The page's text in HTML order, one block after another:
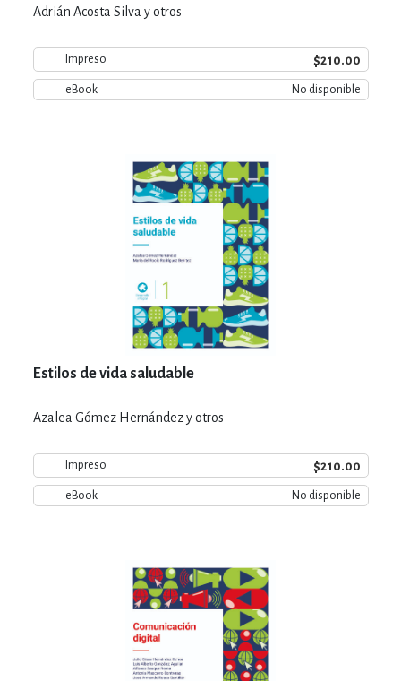
Adrián Acosta Silva y otros
Impreso $210.00
eBook No disponible
Estilos de vida saludable
Azalea Gómez Hernández y otros
Impreso $210.00
eBook No disponible